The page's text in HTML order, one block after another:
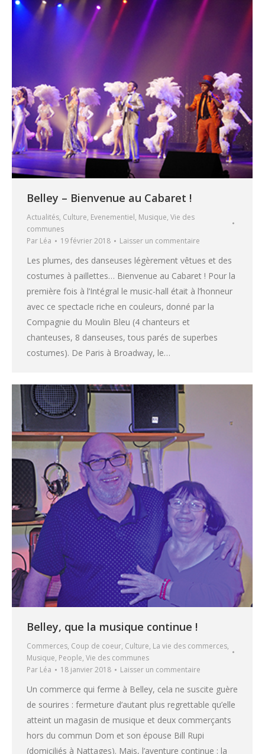
Belley – Bienvenue au Cabaret !
Actualités, Culture, Evenementiel, Musique, Vie des
communes
Par Léa 19 février 2018 Laisser un commentaire
Les plumes, des danseuses légèrement vêtues et des
costumes à paillettes… Bienvenue au Cabaret ! Pour la
première fois à l’Intégral le music-hall était à l’honneur
avec ce spectacle riche en couleurs, donné par la
Compagnie du Moulin Bleu (4 chanteurs et
chanteuses, 8 danseuses, tous parés de superbes
costumes). De Paris à Broadway, le…
Belley, que la musique continue !
Commerces, Coup de coeur, Culture, La vie des commerces,
Musique, People, Vie des communes
Par Léa 18 janvier 2018 Laisser un commentaire
Un commerce qui ferme à Belley, cela ne suscite guère
de sourires : fermeture d’autant plus regrettable qu’elle
atteint un magasin de musique et deux commerçants
hors du commun Dom et son épouse Bill Rupi
(domiciliés à Nattages). Mais, l’aventure continue : la